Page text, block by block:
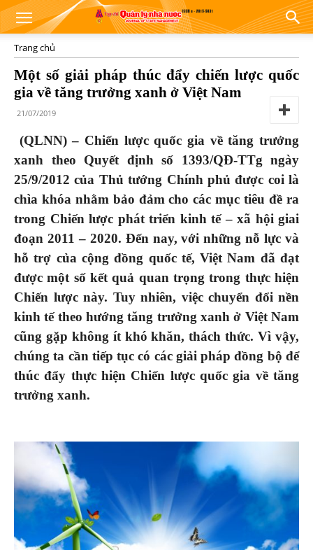
Trang chủ
Một số giải pháp thúc đẩy chiến lược quốc
gia về tăng trưởng xanh ở Việt Nam
21/07/2019
(QLNN) – Chiến lược quốc gia về tăng trưởng
xanh theo Quyết định số 1393/QĐ-TTg ngày
25/9/2012 của Thủ tướng Chính phủ được coi là
chìa khóa nhằm bảo đảm cho các mục tiêu đề ra
trong Chiến lược phát triển kinh tế – xã hội giai
đoạn 2011 – 2020. Đến nay, với những nỗ lực và
hỗ trợ của cộng đồng quốc tế, Việt Nam đã đạt
được một số kết quả quan trọng trong thực hiện
Chiến lược này. Tuy nhiên, việc chuyển đổi nền
kinh tế theo hướng tăng trưởng xanh ở Việt Nam
cũng gặp không ít khó khăn, thách thức. Vì vậy,
chúng ta cần tiếp tục có các giải pháp đồng bộ để
thúc đẩy thực hiện Chiến lược quốc gia về tăng
trưởng xanh.